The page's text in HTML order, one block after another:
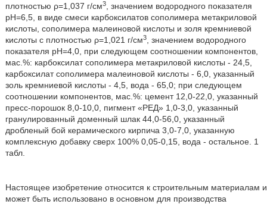
плотностью ρ=1,037 г/см3, значением водородного показателя
рН=6,5, в виде смеси карбоксилатов сополимера метакриловой
кислоты, сополимера малеиновой кислоты и золя кремниевой
кислоты с плотностью ρ=1,021 г/см3, значением водородного
показателя рН=4,0, при следующем соотношении компонентов,
мас.%: карбоксилат сополимера метакриловой кислоты - 24,5,
карбоксилат сополимера малеиновой кислоты - 6,0, указанный
золь кремниевой кислоты - 4,5, вода - 65,0; при следующем
соотношении компонентов, мас.%: цемент 12,0-22,0, указанный
пресс-порошок 8,0-10,0, пигмент «РЕД» 1,0-3,0, указанный
гранулированный доменный шлак 44,0-56,0, указанный
дробленый бой керамического кирпича 3,0-7,0, указанную
комплексную добавку сверх 100% 0,05-0,15, вода - остальное. 1
табл.
Настоящее изобретение относится к строительным материалам и
может быть использовано в основном для производства